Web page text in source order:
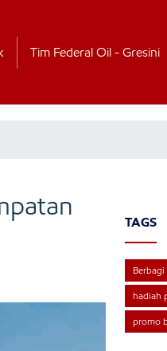
Tim Federal Oil - Gresini
TAGS
hadiah
promo